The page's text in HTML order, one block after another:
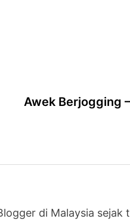
Awek Berjogging
di Malaysia sejak